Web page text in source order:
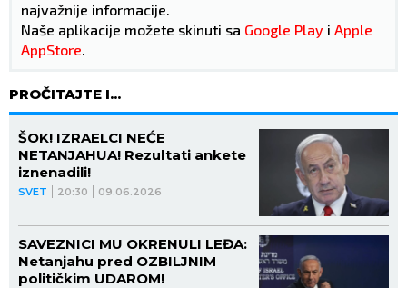
najvažnije informacije.
Naše aplikacije možete skinuti sa Google Play i Apple
AppStore.
PROČITAJTE I...
SVET 20:30 09.06.2026
ŠOK! IZRAELCI NEĆE
NETANJAHUA! Rezultati ankete
iznenadili!
SAVEZNICI MU OKRENULI LEĐA:
Netanjahu pred OZBILJNIM
političkim UDAROM!